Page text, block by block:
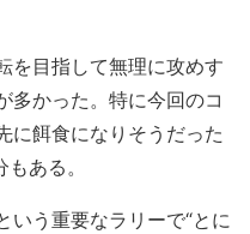
を目指して無理に攻めす
多かった。特に今回のコ
に餌食になりそうだった
ある。
いう重要なラリーで“とに